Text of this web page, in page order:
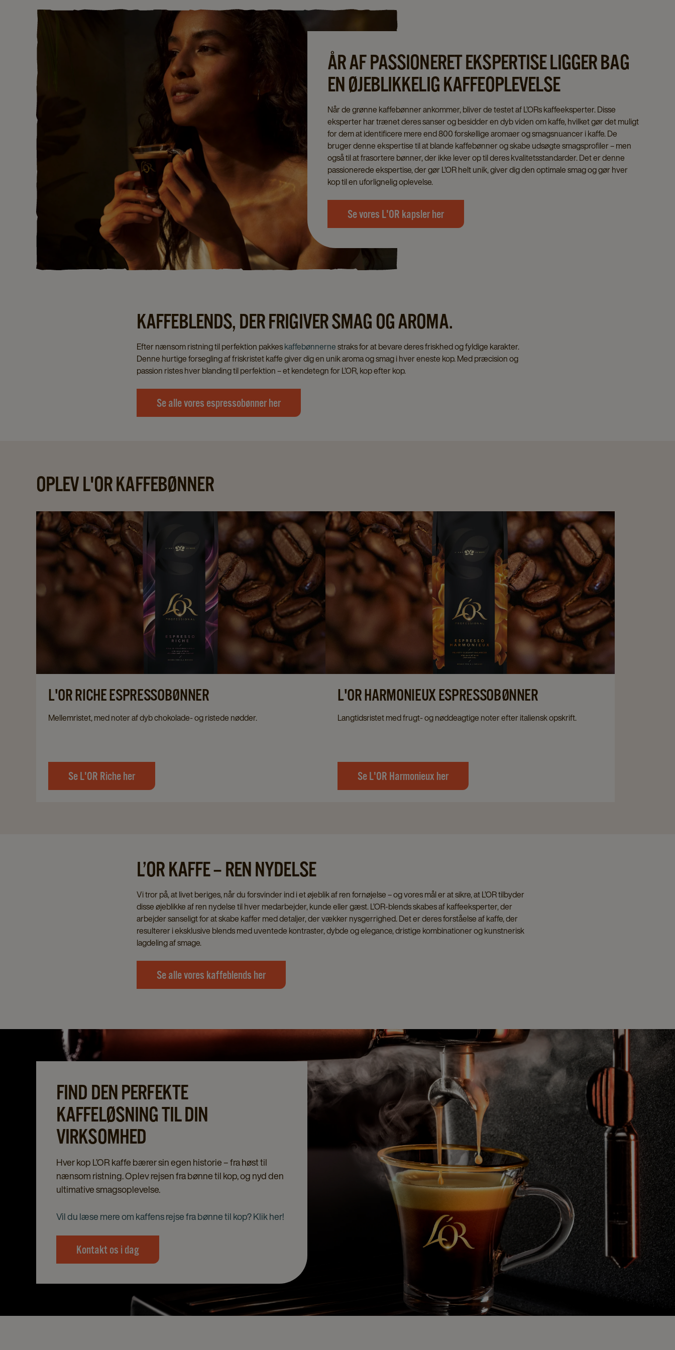
ÅR AF PASSIONERET EKSPERTISE LIGGER BAG
EN ØJEBLIKKELIG KAFFEOPLEVELSE
Når de grønne kaffebønner ankommer, bliver de testet af L’ORs kaffeeksperter. Disse
eksperter har trænet deres sanser og besidder en dyb viden om kaffe, hvilket gør det muligt
for dem at identificere mere end 800 forskellige aromaer og smagsnuancer i kaffe. De
bruger denne ekspertise til at blande kaffebønner og skabe udsøgte smagsprofiler – men
også til at frasortere bønner, der ikke lever op til deres kvalitetsstandarder. Det er denne
passionerede ekspertise, der gør L’OR helt unik, giver dig den optimale smag og gør hver
kop til en uforlignelig oplevelse.
Se vores L'OR kapsler her
KAFFEBLENDS, DER FRIGIVER SMAG OG AROMA.
Efter nænsom ristning til perfektion pakkeskaffebønnernestraks for at bevare deres friskhed og fyldige karakter.
Denne hurtige forsegling af friskristet kaffe giver dig en unik aroma og smag i hver eneste kop. Med præcision og
passion ristes hver blanding til perfektion – et kendetegn for L’OR, kop efter kop.
Se alle vores espressobønner her
OPLEV L'OR KAFFEBØNNER
L'OR RICHE ESPRESSOBØNNER
Mellemristet, med noter af dyb chokolade- og ristede nødder.
Se L'OR Riche her
L'OR HARMONIEUX ESPRESSOBØNNER
Langtidsristet med frugt- og nøddeagtige noter efter italiensk opskrift.
Se L'OR Harmonieux her
L’OR KAFFE – REN NYDELSE
Vi tror på, at livet beriges, når du forsvinder ind i et øjeblik af ren fornøjelse – og vores mål er at sikre, at L’OR tilbyder
disse øjeblikke af ren nydelse til hver medarbejder, kunde eller gæst. L’OR-blends skabes af kaffeeksperter, der
arbejder sanseligt for at skabe kaffer med detaljer, der vækker nysgerrighed. Det er deres forståelse af kaffe, der
resulterer i eksklusive blends med uventede kontraster, dybde og elegance, dristige kombinationer og kunstnerisk
lagdeling af smage.
Se alle vores kaffeblends her
FIND DEN PERFEKTE
KAFFELØSNING TIL DIN
VIRKSOMHED
Hver kop L’OR kaffe bærer sin egen historie – fra høst til
nænsom ristning. Oplev rejsen fra bønne til kop, og nyd den
ultimative smagsoplevelse.
Vil du læse mere om kaffens rejse fra bønne til kop? Klik her!
Kontakt os i dag